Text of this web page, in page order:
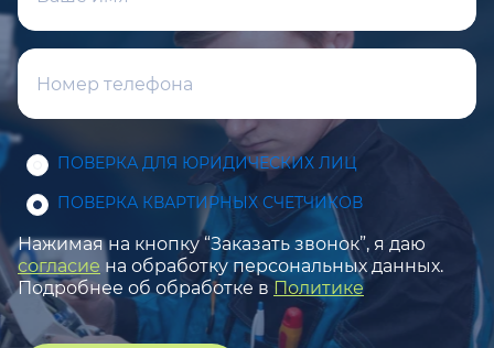
ПОВЕРКА ДЛЯ ЮРИДИЧЕСКИХ ЛИЦ
ПОВЕРКА КВАРТИРНЫХ СЧЕТЧИКОВ
Нажимая на кнопку “Заказать звонок”, я даю
согласие на обработку персональных данных.
Подробнее об обработке в Политике